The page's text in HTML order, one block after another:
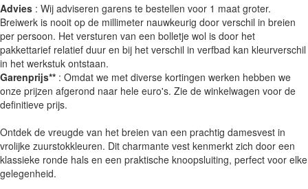
Advies : Wij adviseren garens te bestellen voor 1 maat groter.
Breiwerk is nooit op de millimeter nauwkeurig door verschil in breien
per persoon. Het versturen van een bolletje wol is door het
pakkettarief relatief duur en bij het verschil in verfbad kan kleurverschil
in het werkstuk ontstaan.
Garenprijs** : Omdat we met diverse kortingen werken hebben we
onze prijzen afgerond naar hele euro's. Zie de winkelwagen voor de
definitieve prijs.
Ontdek de vreugde van het breien van een prachtig damesvest in
vrolijke zuurstokkleuren. Dit charmante vest kenmerkt zich door een
klassieke ronde hals en een praktische knoopsluiting, perfect voor elke
gelegenheid.